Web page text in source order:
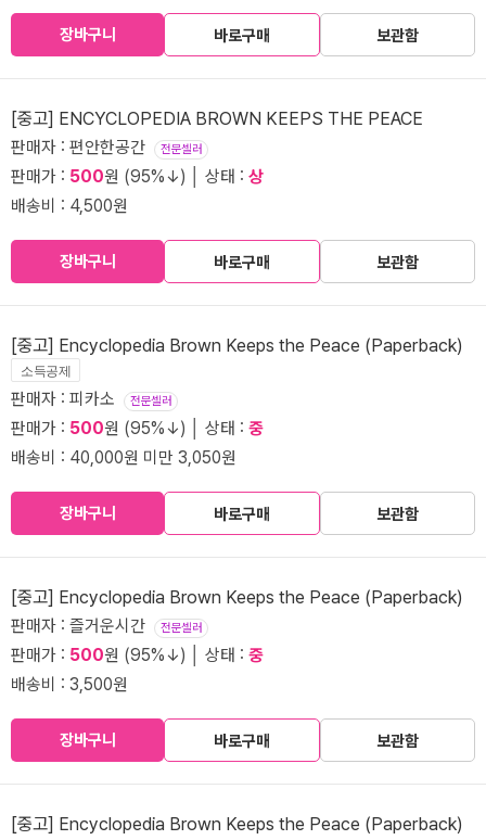
장바구니 바로구매 보관함
[중고] ENCYCLOPEDIA BROWN KEEPS THE PEACE
판매자 : 편안한공간 전문셀러
판매가 : 500원 (95%↓) │ 상태 : 상
배송비 : 4,500원
장바구니 바로구매 보관함
[중고] Encyclopedia Brown Keeps the Peace (Paperback)
소득공제
판매자 : 피카소 전문셀러
판매가 : 500원 (95%↓) │ 상태 : 중
배송비 : 40,000원 미만 3,050원
장바구니 바로구매 보관함
[중고] Encyclopedia Brown Keeps the Peace (Paperback)
판매자 : 즐거운시간 전문셀러
판매가 : 500원 (95%↓) │ 상태 : 중
배송비 : 3,500원
장바구니 바로구매 보관함
[중고] Encyclopedia Brown Keeps the Peace (Paperback)